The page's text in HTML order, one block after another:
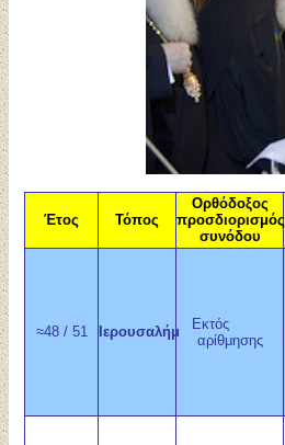
Έτος Τόπος
Ορθόδοξος
προσδιορισμός
συνόδου
≈48 / 51 Ιερουσαλήμ
Εκτός
αρίθμησης